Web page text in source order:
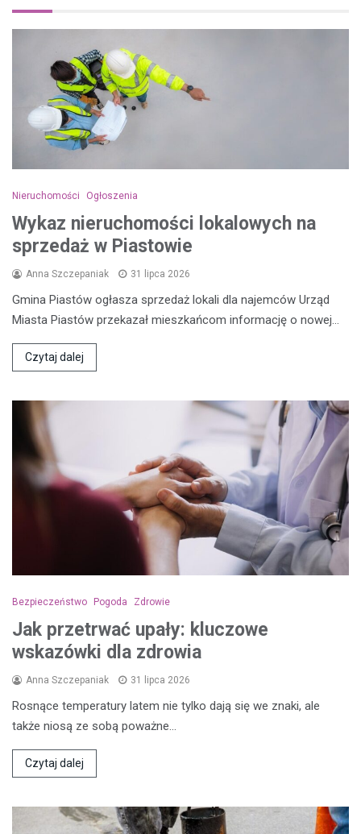
Nieruchomości Ogłoszenia
Wykaz nieruchomości lokalowych na
sprzedaż w Piastowie
Anna Szczepaniak 31 lipca 2026
Gmina Piastów ogłasza sprzedaż lokali dla najemców Urząd
Miasta Piastów przekazał mieszkańcom informację o nowej…
Czytaj dalej
Bezpieczeństwo Pogoda Zdrowie
Jak przetrwać upały: kluczowe
wskazówki dla zdrowia
Anna Szczepaniak 31 lipca 2026
Rosnące temperatury latem nie tylko dają się we znaki, ale
także niosą ze sobą poważne…
Czytaj dalej